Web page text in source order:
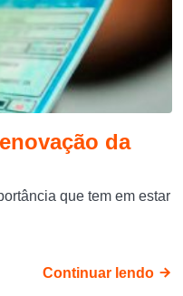
da
que tem em estar
Continuar lendo